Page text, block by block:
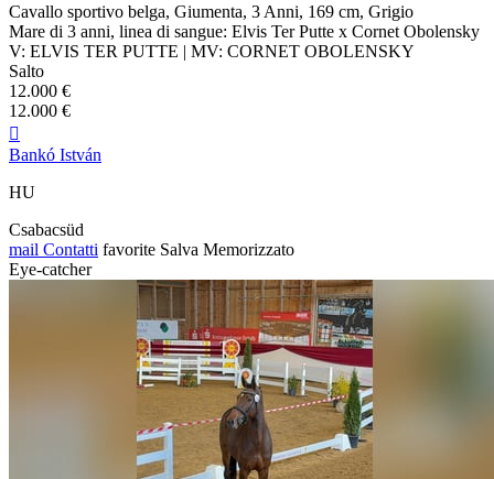
Cavallo sportivo belga, Giumenta, 3 Anni, 169 cm, Grigio
Mare di 3 anni, linea di sangue: Elvis Ter Putte x Cornet Obolensky
V: ELVIS TER PUTTE | MV: CORNET OBOLENSKY
Salto
12.000 €
12.000 €

Bankó István
HU
Csabacsüd
mail Contatti favorite Salva Memorizzato
Eye-catcher